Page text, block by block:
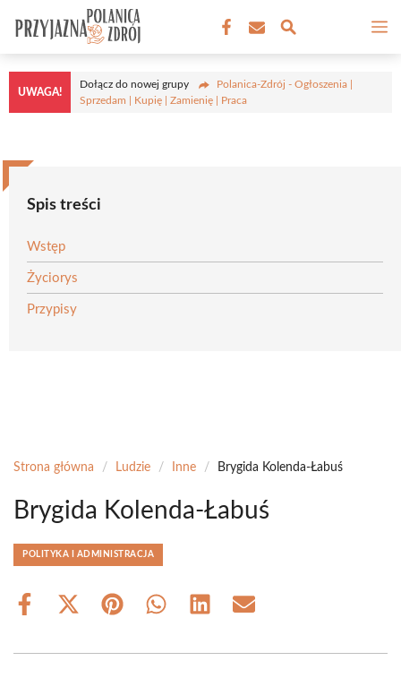
treści
UWAGA!
Dołącz do nowej grupy
Polanica-Zdrój - Ogłoszenia |
Sprzedam | Kupię | Zamienię | Praca
Spis treści
Wstęp
Życiorys
Przypisy
Strona główna / Ludzie / Inne / Brygida Kolenda-Łabuś
Brygida Kolenda-Łabuś
POLITYKA I ADMINISTRACJA
Share
Share
(Twitter)
Share Share Share Share